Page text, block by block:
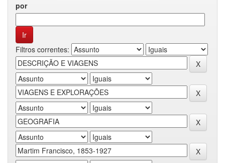
por
Filtros correntes: